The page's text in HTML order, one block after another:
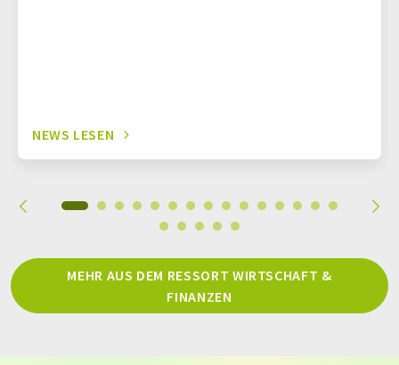
NEWS LESEN
MEHR AUS DEM RESSORT WIRTSCHAFT &
FINANZEN